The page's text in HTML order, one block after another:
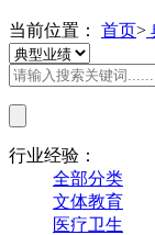
当前位置： 首页>
行业经验：
全部分类
文体教育
医疗卫生